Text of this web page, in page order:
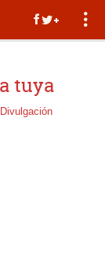
tuya
Divulgación